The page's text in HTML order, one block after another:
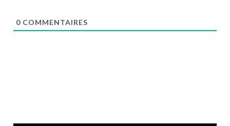
0 COMMENTAIRES